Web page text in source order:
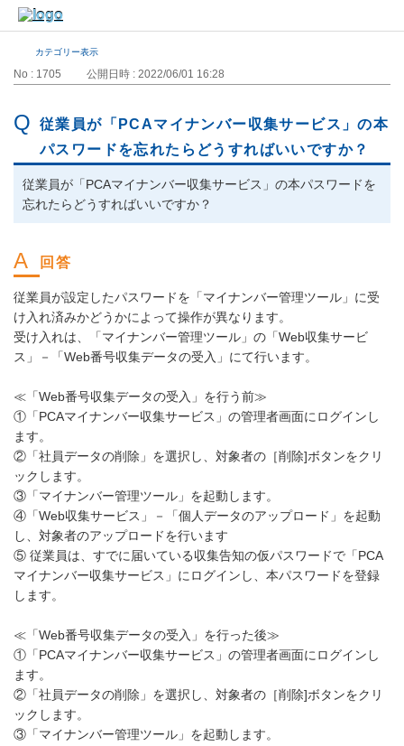
カテゴリー表示
No : 1705 公開日時 : 2022/06/01 16:28
従業員が「PCAマイナンバー収集サービス」の本
パスワードを忘れたらどうすればいいですか？
従業員が「PCAマイナンバー収集サービス」の本パスワードを
忘れたらどうすればいいですか？
従業員が設定したパスワードを「マイナンバー管理ツール」に受
け入れ済みかどうかによって操作が異なります。
受け入れは、「マイナンバー管理ツール」の「Web収集サービ
ス」－「Web番号収集データの受入」にて行います。
≪「Web番号収集データの受入」を行う前≫
①「PCAマイナンバー収集サービス」の管理者画面にログインし
ます。
②「社員データの削除」を選択し、対象者の［削除]ボタンをクリ
ックします。
③「マイナンバー管理ツール」を起動します。
④「Web収集サービス」－「個人データのアップロード」を起動
し、対象者のアップロードを行います
⑤ 従業員は、すでに届いている収集告知の仮パスワードで「PCA
マイナンバー収集サービス」にログインし、本パスワードを登録
します。
≪「Web番号収集データの受入」を行った後≫
①「PCAマイナンバー収集サービス」の管理者画面にログインし
ます。
②「社員データの削除」を選択し、対象者の［削除]ボタンをクリ
ックします。
③「マイナンバー管理ツール」を起動します。